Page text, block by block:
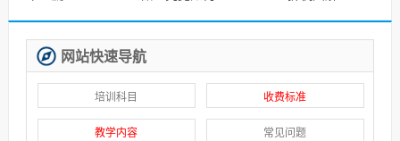
网站快速导航
培训科目 收费标准
教学内容 常见问题